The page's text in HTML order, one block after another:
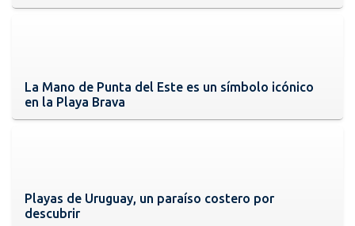
La Mano de Punta del Este es un símbolo icónico
en la Playa Brava
Playas de Uruguay, un paraíso costero por
descubrir